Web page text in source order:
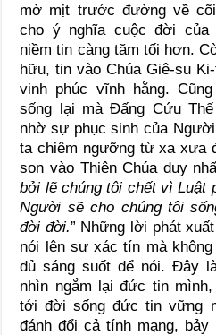
mờ mịt trước đường về
cho ý nghĩa cuộc đời của
niềm tin càng tăm tối hơn.
hữu, tin vào Chúa Giê-su
vinh phúc vĩnh hằng.
sống lại mà Đấng Cứu
nhờ sự phục sinh của
ta chiêm ngưỡng từ xa xưa
son vào Thiên Chúa duy
bởi lẽ chúng tôi chết vì Luật
Người sẽ cho chúng tôi
đời đời.” Những lời phát
nói lên sự xác tín mà
đủ sáng suốt để nói. Đây
nhìn ngắm lại đức tin
tới đời sống đức tin vững
đánh đổi cả tính mạng,